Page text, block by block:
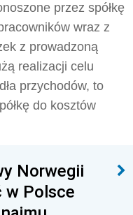
przez spółkę
wraz z
z prowadzoną
realizacji celu
przychodów, to
do kosztów
Norwegii
w Polsce